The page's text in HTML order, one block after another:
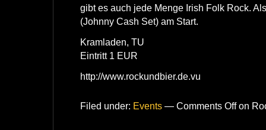
gibt es auch jede Menge Irish Folk Rock.
(Johnny Cash Set) am Start.
Kramladen, TU
Eintritt 1 EUR
http://www.rockundbier.de.vu
Filed under: Events — Comments Offon